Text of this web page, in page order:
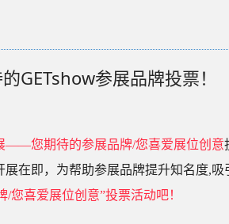
GETshow参展品牌投票！
展——您期待的参展品牌/您喜爱展位创意
展在即，为帮助参展品牌提升知名度,
喜爱展位创意”投票活动吧！